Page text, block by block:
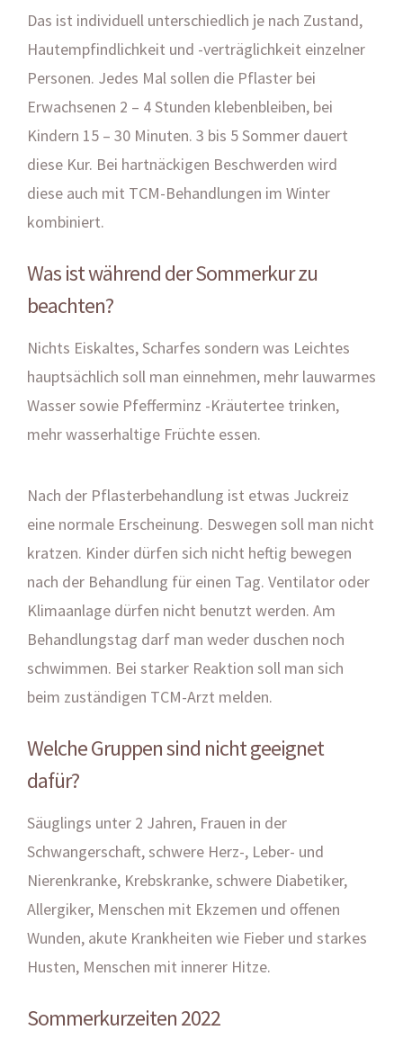
Das ist individuell unterschiedlich je nach Zustand,
Hautempfindlichkeit und -verträglichkeit einzelner
Personen. Jedes Mal sollen die Pflaster bei
Erwachsenen 2 – 4 Stunden klebenbleiben, bei
Kindern 15 – 30 Minuten. 3 bis 5 Sommer dauert
diese Kur. Bei hartnäckigen Beschwerden wird
diese auch mit TCM-Behandlungen im Winter
kombiniert.
Was ist während der Sommerkur zu
beachten?
Nichts Eiskaltes, Scharfes sondern was Leichtes
hauptsächlich soll man einnehmen, mehr lauwarmes
Wasser sowie Pfefferminz -Kräutertee trinken,
mehr wasserhaltige Früchte essen.
Nach der Pflasterbehandlung ist etwas Juckreiz
eine normale Erscheinung. Deswegen soll man nicht
kratzen. Kinder dürfen sich nicht heftig bewegen
nach der Behandlung für einen Tag. Ventilator oder
Klimaanlage dürfen nicht benutzt werden. Am
Behandlungstag darf man weder duschen noch
schwimmen. Bei starker Reaktion soll man sich
beim zuständigen TCM-Arzt melden.
Welche Gruppen sind nicht geeignet
dafür?
Säuglings unter 2 Jahren, Frauen in der
Schwangerschaft, schwere Herz-, Leber- und
Nierenkranke, Krebskranke, schwere Diabetiker,
Allergiker, Menschen mit Ekzemen und offenen
Wunden, akute Krankheiten wie Fieber und starkes
Husten, Menschen mit innerer Hitze.
Sommerkurzeiten 2022